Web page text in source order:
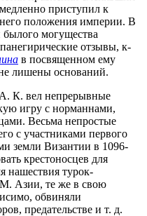
приступил к
положения империи. В
былого могущества
отзывы, к-
в посвященном ему
лишены оснований.
К. вел непрерывные
игру с норманнами,
Весьма непростые
с участниками первого
земли Византии в 1096-
крестоносцев для
нашествия турок-
Азии, те же в свою
обвиняли
предательстве и т. д.